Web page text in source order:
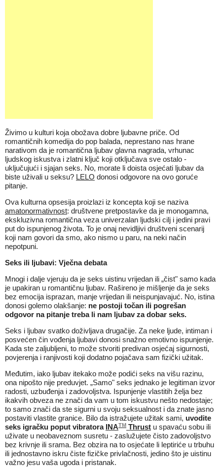
Živimo u kulturi koja obožava dobre ljubavne priče. Od
romantičnih komedija do pop balada, neprestano nas hrane
narativom da je romantična ljubav glavna nagrada, vrhunac
ljudskog iskustva i zlatni ključ koji otključava sve ostalo -
uključujući i sjajan seks. No, morate li doista osjećati ljubav da
biste uživali u seksu? LELO donosi odgovore na ovo goruće
pitanje.
Ova kulturna opsesija proizlazi iz koncepta koji se naziva
amatonormativnost: društvene pretpostavke da je monogamna,
ekskluzivna romantična veza univerzalan ljudski cilj i jedini pravi
put do ispunjenog života. To je onaj nevidljivi društveni scenarij
koji nam govori da smo, ako nismo u paru, na neki način
nepotpuni.
Seks ili ljubavi: Vječna debata
Mnogi i dalje vjeruju da je seks uistinu vrijedan ili „čist" samo kada
je upakiran u romantičnu ljubav. Rašireno je mišljenje da je seks
bez emocija isprazan, manje vrijedan ili neispunjavajuć. No, istina
donosi golemo olakšanje: ne postoji točan ili pogrešan
odgovor na pitanje treba li nam ljubav za dobar seks.
Seks i ljubav svatko doživljava drugačije. Za neke ljude, intiman i
posvećen čin vođenja ljubavi donosi snažno emotivno ispunjenje.
Kada ste zaljubljeni, to može stvoriti predivan osjećaj sigurnosti,
povjerenja i ranjivosti koji dodatno pojačava sam fizički užitak.
Međutim, iako ljubav itekako može podići seks na višu razinu,
ona nipošto nije preduvjet. „Samo" seks jednako je legitiman izvor
radosti, uzbuđenja i zadovoljstva. Ispunjenje vlastitih želja bez
ikakvih obveza ne znači da vam u tom iskustvu nešto nedostaje;
to samo znači da ste sigurni u svoju seksualnost i da znate jasno
postaviti vlastite granice. Bilo da istražujete užitak sami, uvodite
seks igračku poput vibratora INATM Thrust u spavaću sobu ili
uživate u neobaveznom susretu - zaslužujete čisto zadovoljstvo
bez krivnje ili srama. Bez obzira na to osjećate li leptiriće u trbuhu
ili jednostavno iskru čiste fizičke privlačnosti, jedino što je uistinu
važno jesu vaša ugoda i pristanak.